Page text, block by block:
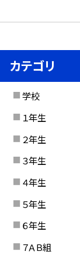
カテゴリ
学校
１年生
２年生
３年生
４年生
５年生
６年生
７ＡＢ組